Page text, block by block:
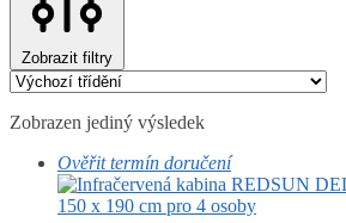
Zobrazit filtry
Zobrazen jediný výsledek
Ověřit termín doručení